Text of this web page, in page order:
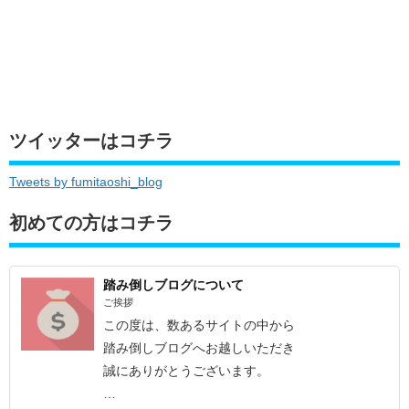
ツイッターはコチラ
Tweets by fumitaoshi_blog
初めての方はコチラ
踏み倒しブログについて
ご挨拶
この度は、数あるサイトの中から
踏み倒しブログへお越しいただき
誠にありがとうございます。